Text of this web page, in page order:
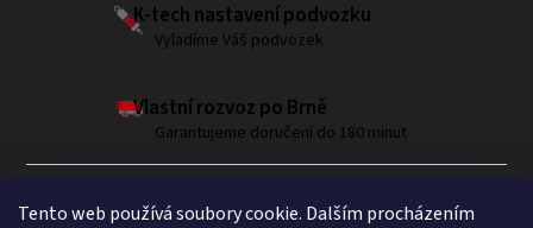
Tento web používá soubory cookie. Dalším procházením
K-tech nastavení podvozku
Vyladíme Váš podvozek
Vlastní rozvoz po Brně
Garantujeme doručení do 180 minut